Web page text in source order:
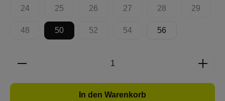
24
(Diese Option ist zurzeit nicht verfügbar.)
25
(Diese Option ist zurzeit nicht verfügbar.)
26
(Diese Option ist zurzeit nicht verfügbar.)
27
(Diese Option ist zurzeit nicht
28
(Diese Option ist
29
(Diese
48
(Diese Option ist zurzeit nicht verfügbar.)
50 52
(Diese Option ist zurzeit nicht verfügbar.)
54
(Diese Option ist zurzeit nicht
56
Produkt Anzahl: Gib den gewünschten
In den Warenkorb